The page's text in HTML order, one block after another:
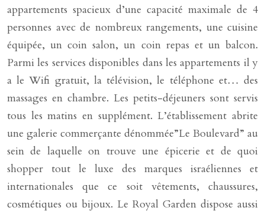
appartements spacieux d’une capacité maximale de 4
personnes avec de nombreux rangements, une cuisine
équipée, un coin salon, un coin repas et un balcon.
Parmi les services disponibles dans les appartements il y
a le Wifi gratuit, la télévision, le téléphone et… des
massages en chambre. Les petits-déjeuners sont servis
tous les matins en supplément. L’établissement abrite
une galerie commerçante dénommée”Le Boulevard” au
sein de laquelle on trouve une épicerie et de quoi
shopper tout le luxe des marques israéliennes et
internationales que ce soit vêtements, chaussures,
cosmétiques ou bijoux. Le Royal Garden dispose aussi